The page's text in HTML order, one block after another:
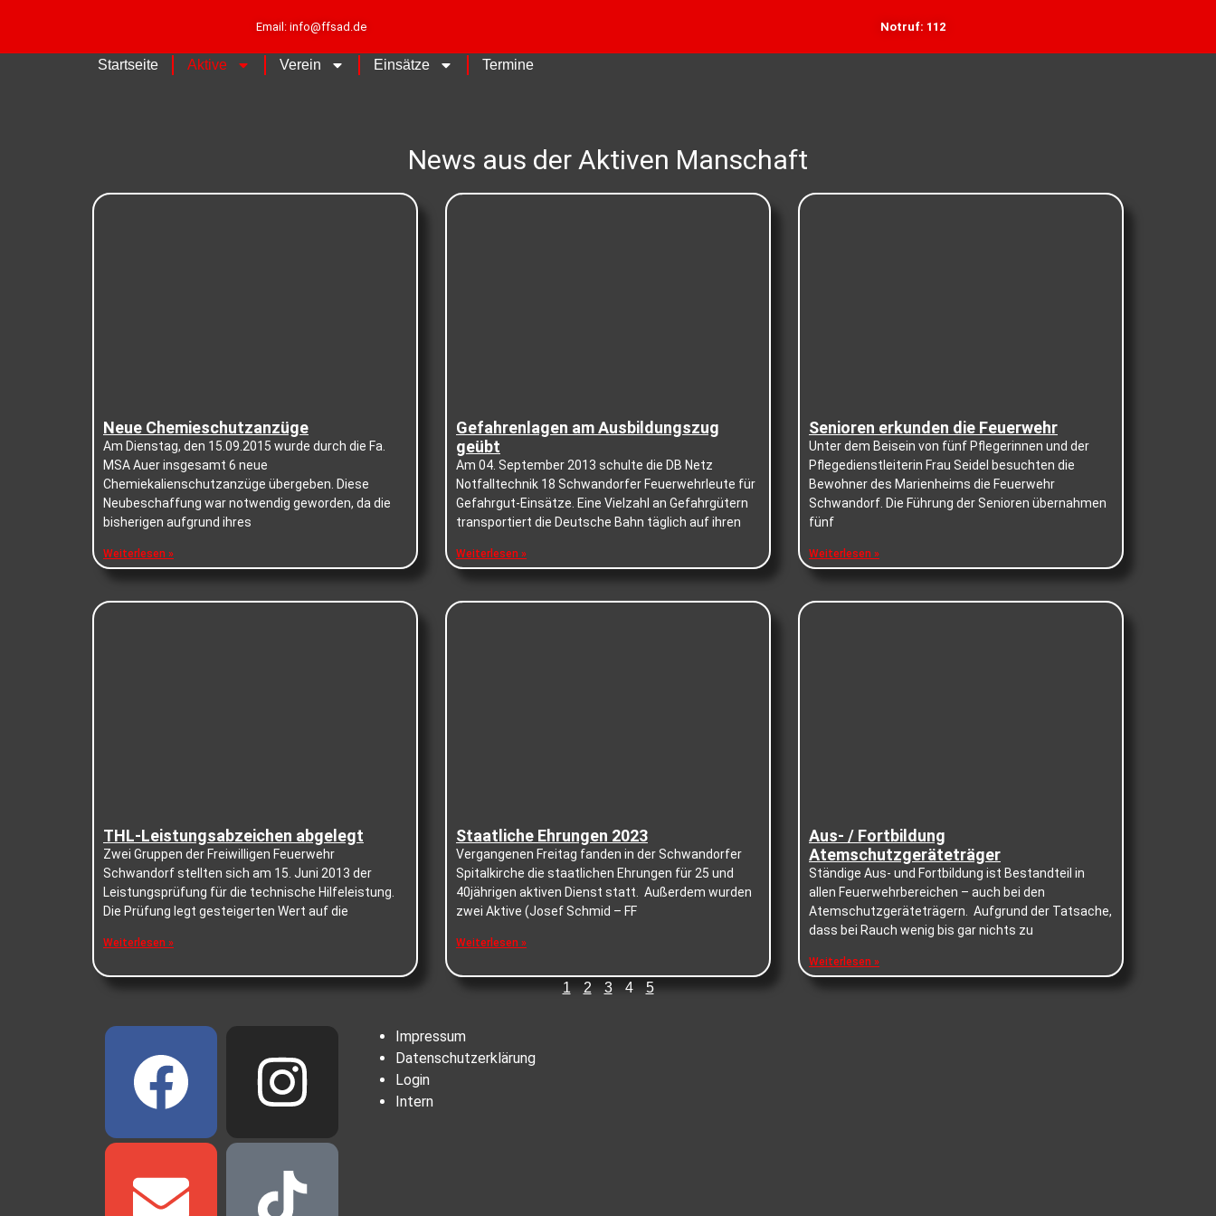
Email: info@ffsad.de Notruf: 112
Startseite Aktive Verein Einsätze Termine
News aus der Aktiven Manschaft
Neue Chemieschutzanzüge
Am Dienstag, den 15.09.2015 wurde durch die Fa.
MSA Auer insgesamt 6 neue
Chemiekalienschutzanzüge übergeben. Diese
Neubeschaffung war notwendig geworden, da die
bisherigen aufgrund ihres
Weiterlesen »
Gefahrenlagen am Ausbildungszug
geübt
Am 04. September 2013 schulte die DB Netz
Notfalltechnik 18 Schwandorfer Feuerwehrleute für
Gefahrgut-Einsätze. Eine Vielzahl an Gefahrgütern
transportiert die Deutsche Bahn täglich auf ihren
Weiterlesen »
Senioren erkunden die Feuerwehr
Unter dem Beisein von fünf Pflegerinnen und der
Pflegedienstleiterin Frau Seidel besuchten die
Bewohner des Marienheims die Feuerwehr
Schwandorf. Die Führung der Senioren übernahmen
fünf
Weiterlesen »
THL-Leistungsabzeichen abgelegt
Zwei Gruppen der Freiwilligen Feuerwehr
Schwandorf stellten sich am 15. Juni 2013 der
Leistungsprüfung für die technische Hilfeleistung.
Die Prüfung legt gesteigerten Wert auf die
Weiterlesen »
Staatliche Ehrungen 2023
Vergangenen Freitag fanden in der Schwandorfer
Spitalkirche die staatlichen Ehrungen für 25 und
40jährigen aktiven Dienst statt. Außerdem wurden
zwei Aktive (Josef Schmid – FF
Weiterlesen »
Aus- / Fortbildung
Atemschutzgeräteträger
Ständige Aus- und Fortbildung ist Bestandteil in
allen Feuerwehrbereichen – auch bei den
Atemschutzgeräteträgern. Aufgrund der Tatsache,
dass bei Rauch wenig bis gar nichts zu
Weiterlesen »
1 2 3 4 5
Impressum
Datenschutzerklärung
Login
Intern